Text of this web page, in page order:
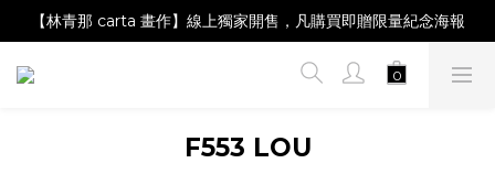
【Magazine B】單筆消費滿NT$2,000，即贈閱讀禮物明信片組
【林青那 carta 畫作】線上獨家開售，凡購買即贈限量紀念海報
【夏日降溫🧊對策單品】系列商品滿額現折 NT$300！
F553 LOU